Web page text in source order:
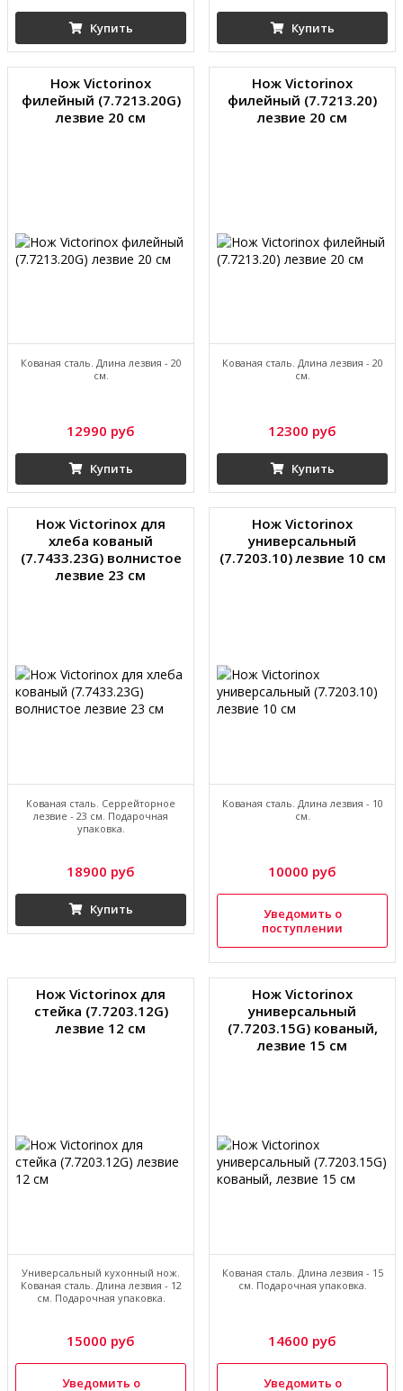
Купить Купить
Нож Victorinox
филейный (7.7213.20G)
лезвие 20 см
Кованая сталь. Длина лезвия - 20
см.
12990 руб
Купить
Нож Victorinox
филейный (7.7213.20)
лезвие 20 см
Кованая сталь. Длина лезвия - 20
см.
12300 руб
Купить
Нож Victorinox для
хлеба кованый
(7.7433.23G) волнистое
лезвие 23 см
Кованая сталь. Серрейторное
лезвие - 23 см. Подарочная
упаковка.
18900 руб
Купить
Нож Victorinox
универсальный
(7.7203.10) лезвие 10 см
Кованая сталь. Длина лезвия - 10
см.
10000 руб
Уведомить о
поступлении
Нож Victorinox для
стейка (7.7203.12G)
лезвие 12 см
Универсальный кухонный нож.
Кованая сталь. Длина лезвия - 12
см. Подарочная упаковка.
15000 руб
Уведомить о
Нож Victorinox
универсальный
(7.7203.15G) кованый,
лезвие 15 см
Кованая сталь. Длина лезвия - 15
см. Подарочная упаковка.
14600 руб
Уведомить о